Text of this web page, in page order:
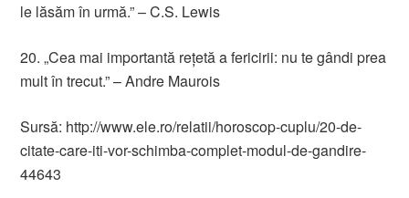
le lăsăm în urmă.” – C.S. Lewis
20. „Cea mai importantă reţetă a fericirii: nu te gândi prea
mult în trecut.” – Andre Maurois
Sursă: http://www.ele.ro/relatii/horoscop-cuplu/20-de-
citate-care-iti-vor-schimba-complet-modul-de-gandire-
44643